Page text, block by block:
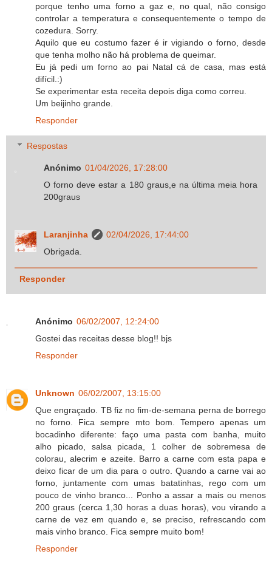
porque tenho uma forno a gaz e, no qual, não consigo
controlar a temperatura e consequentemente o tempo de
cozedura. Sorry.
Aquilo que eu costumo fazer é ir vigiando o forno, desde
que tenha molho não há problema de queimar.
Eu já pedi um forno ao pai Natal cá de casa, mas está
difícil.:)
Se experimentar esta receita depois diga como correu.
Um beijinho grande.
Responder
Respostas
Anónimo 01/04/2026, 17:28:00
O forno deve estar a 180 graus,e na última meia hora
200graus
Laranjinha
02/04/2026, 17:44:00
Obrigada.
Responder
Anónimo 06/02/2007, 12:24:00
Gostei das receitas desse blog!! bjs
Responder
Unknown 06/02/2007, 13:15:00
Que engraçado. TB fiz no fim-de-semana perna de borrego
no forno. Fica sempre mto bom. Tempero apenas um
bocadinho diferente: faço uma pasta com banha, muito
alho picado, salsa picada, 1 colher de sobremesa de
colorau, alecrim e azeite. Barro a carne com esta papa e
deixo ficar de um dia para o outro. Quando a carne vai ao
forno, juntamente com umas batatinhas, rego com um
pouco de vinho branco... Ponho a assar a mais ou menos
200 graus (cerca 1,30 horas a duas horas), vou virando a
carne de vez em quando e, se preciso, refrescando com
mais vinho branco. Fica sempre muito bom!
Responder